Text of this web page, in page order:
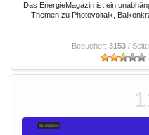
Das EnergieMagazin ist ein
Themen zu Photovoltaik,
Besucher: 3153 /